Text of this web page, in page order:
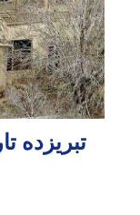
تبریزده